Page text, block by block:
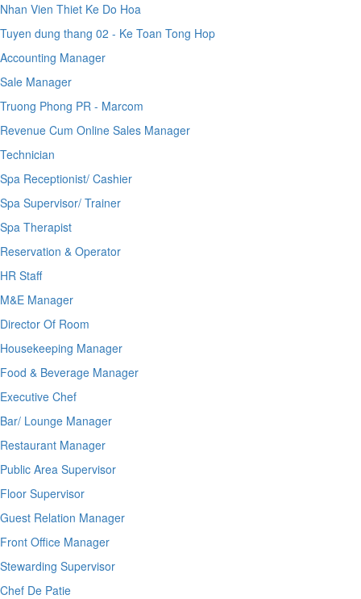
Nhan Vien Thiet Ke Do Hoa
Tuyen dung thang 02 - Ke Toan Tong Hop
Accounting Manager
Sale Manager
Truong Phong PR - Marcom
Revenue Cum Online Sales Manager
Technician
Spa Receptionist/ Cashier
Spa Supervisor/ Trainer
Spa Therapist
Reservation & Operator
HR Staff
M&E Manager
Director Of Room
Housekeeping Manager
Food & Beverage Manager
Executive Chef
Bar/ Lounge Manager
Restaurant Manager
Public Area Supervisor
Floor Supervisor
Guest Relation Manager
Front Office Manager
Stewarding Supervisor
Chef De Patie